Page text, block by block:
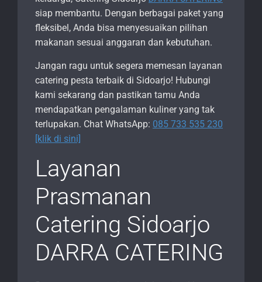
siap membantu. Dengan berbagai paket yang
fleksibel, Anda bisa menyesuaikan pilihan
makanan sesuai anggaran dan kebutuhan.
Jangan ragu untuk segera memesan layanan
catering pesta terbaik di Sidoarjo! Hubungi
kami sekarang dan pastikan tamu Anda
mendapatkan pengalaman kuliner yang tak
terlupakan. Chat WhatsApp: 085 733 535 230
[klik di sini]
Layanan
Prasmanan
Catering Sidoarjo
DARRA CATERING